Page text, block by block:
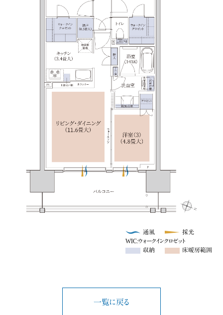
通風
採光
WIC:ウォークインクロゼット
収納
床暖房範囲
一覧に戻る